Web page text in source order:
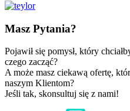
Masz Pytania?
Pojawił się pomysł, który
czego zacząć?
A może masz ciekawą ofertę,
naszym Klientom?
Jeśli tak, skonsultuj się z nami!